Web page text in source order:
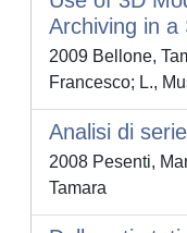
Archiving in a
2009 Bellone,
Francesco; L.,
Analisi di
2008 Pesenti,
Tamara